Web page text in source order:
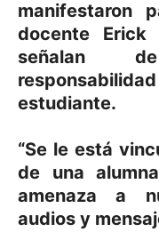
manifestaron
docente
señalan
estudiante.
“Se le está
de una
amenaza a
audios y